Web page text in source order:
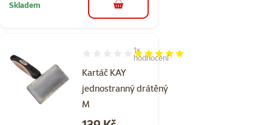
Skladem do košíku
Kartáč KAY
jednostranný drátěný
M
Hodnocení 100%, počet hodnocení: 1
1×
hodnocení